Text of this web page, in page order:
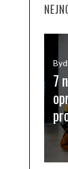
c
7